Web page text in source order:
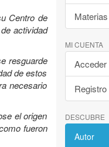
Centro de
actividad
resguarde
de estos
necesario
el origen
fueron
Materias
MI CUENTA
Acceder
Registro
DESCUBRE
Autor